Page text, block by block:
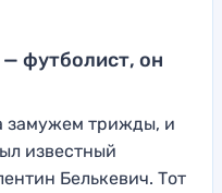
футболист, он
замужем трижды, и
известный
Белькевич. Тот